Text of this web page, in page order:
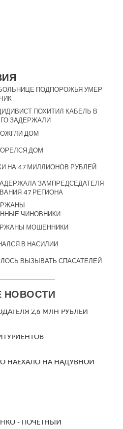
ПОДПОРОЖЬЯ УМЕР
ПОХИТИЛ КАБЕЛЬ В
ЗАДЕРЖАЛИ
ДОМ
ДОМ
НА 47 МИЛЛИОНОВ РУБЛЕЙ
ЗАМПРЕДСЕДАТЕЛЯ
47 РЕГИОНА
ЧИНОВНИКИ
МОШЕННИКИ
В НАСИЛИИ
ВЫЗЫВАТЬ СПАСАТЕЛЕЙ
НОВОСТИ
2,6 МЛН РУБЛЕЙ
НАЕХАЛО НА НАДУВНОЙ
- ПОЧЁТНЫЙ